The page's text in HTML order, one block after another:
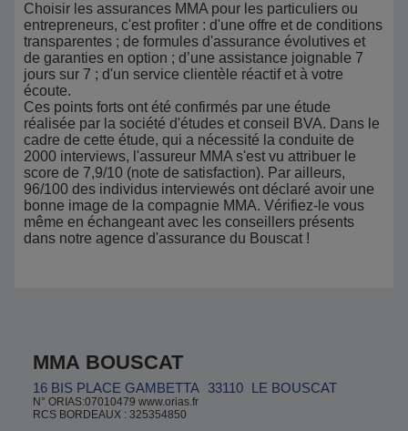
Choisir les assurances MMA pour les particuliers ou
entrepreneurs, c'est profiter : d'une offre et de conditions
transparentes ; de formules d'assurance évolutives et
de garanties en option ; d’une assistance joignable 7
jours sur 7 ; d'un service clientèle réactif et à votre
écoute.
Ces points forts ont été confirmés par une étude
réalisée par la société d'études et conseil BVA. Dans le
cadre de cette étude, qui a nécessité la conduite de
2000 interviews, l'assureur MMA s'est vu attribuer le
score de 7,9/10 (note de satisfaction). Par ailleurs,
96/100 des individus interviewés ont déclaré avoir une
bonne image de la compagnie MMA. Vérifiez-le vous
même en échangeant avec les conseillers présents
dans notre agence d'assurance du Bouscat !
MMA BOUSCAT
16 BIS PLACE GAMBETTA 33110 LE BOUSCAT
N° ORIAS:07010479 www.orias.fr
RCS BORDEAUX : 325354850